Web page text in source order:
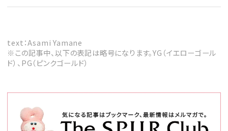
text：Asami Yamane
※この記事中、以下の表記は略号になります。YG（イエローゴール
ド）、PG（ピンクゴールド）